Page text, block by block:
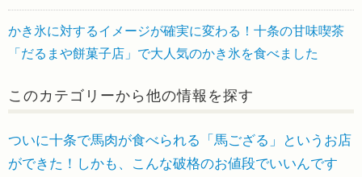
かき氷に対するイメージが確実に変わる！十条の甘味喫茶
「だるまや餅菓子店」で大人気のかき氷を食べました
このカテゴリーから他の情報を探す
ついに十条で馬肉が食べられる「馬ござる」というお店
ができた！しかも、こんな破格のお値段でいいんです